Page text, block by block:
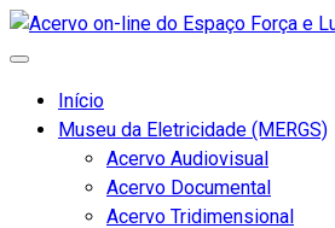
Início
Museu da Eletricidade (MERGS)
Acervo Audiovisual
Acervo Documental
Acervo Tridimensional